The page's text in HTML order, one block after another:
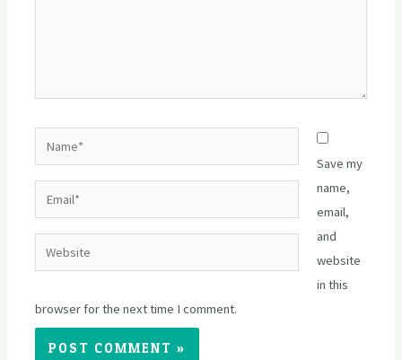
Website
Save my
name,
email,
and
website
in this
browser for the next time I comment.